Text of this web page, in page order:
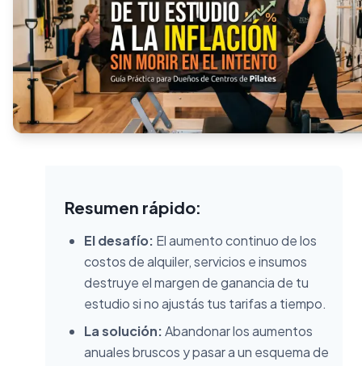
Resumen rápido:
El desafío: El aumento continuo de los
costos de alquiler, servicios e insumos
destruye el margen de ganancia de tu
estudio si no ajustás tus tarifas a tiempo.
La solución:Abandonar los aumentos
anuales bruscos y pasar a un esquema de